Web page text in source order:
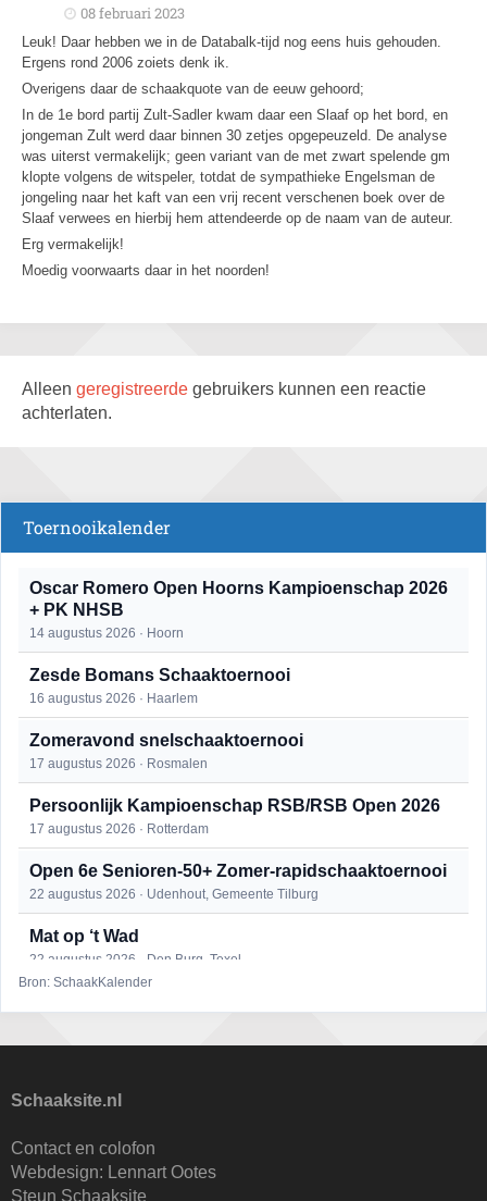
08 februari 2023
Leuk! Daar hebben we in de Databalk-tijd nog eens huis gehouden.
Ergens rond 2006 zoiets denk ik.
Overigens daar de schaakquote van de eeuw gehoord;
In de 1e bord partij Zult-Sadler kwam daar een Slaaf op het bord, en
jongeman Zult werd daar binnen 30 zetjes opgepeuzeld. De analyse
was uiterst vermakelijk; geen variant van de met zwart spelende gm
klopte volgens de witspeler, totdat de sympathieke Engelsman de
jongeling naar het kaft van een vrij recent verschenen boek over de
Slaaf verwees en hierbij hem attendeerde op de naam van de auteur.
Erg vermakelijk!
Moedig voorwaarts daar in het noorden!
Alleen geregistreerde gebruikers kunnen een reactie
achterlaten.
Toernooikalender
Oscar Romero Open Hoorns Kampioenschap 2026
+ PK NHSB
14 augustus 2026 · Hoorn
Zesde Bomans Schaaktoernooi
16 augustus 2026 · Haarlem
Zomeravond snelschaaktoernooi
17 augustus 2026 · Rosmalen
Persoonlijk Kampioenschap RSB/RSB Open 2026
17 augustus 2026 · Rotterdam
Open 6e Senioren-50+ Zomer-rapidschaaktoernooi
22 augustus 2026 · Udenhout, Gemeente Tilburg
Mat op ‘t Wad
22 augustus 2026 · Den Burg, Texel
25 augustus 2026 · Bunschoten-Spakenburg
Nazomervierkampentoernooi 2026
Bron: SchaakKalender
Schaaksite.nl
Contact en colofon
Webdesign: Lennart Ootes
Steun Schaaksite